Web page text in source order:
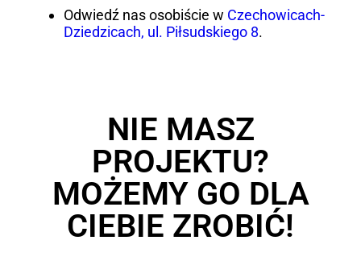
Odwiedź nas osobiście w Czechowicach-
Dziedzicach, ul. Piłsudskiego 8.
NIE MASZ
PROJEKTU?
MOŻEMY GO DLA
CIEBIE ZROBIĆ!